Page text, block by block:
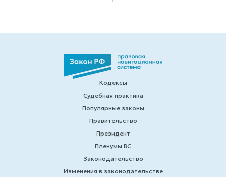
Кодексы
Судебная практика
Популярные законы
Правительство
Президент
Пленумы ВС
Законодательство
Изменения в законодательстве